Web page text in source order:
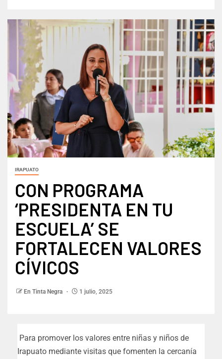
IRAPUATO
CON PROGRAMA
‘PRESIDENTA EN TU
ESCUELA’ SE
FORTALECEN VALORES
CÍVICOS
En Tinta Negra 1 julio, 2025
Para promover los valores entre niñas y niños de
Irapuato mediante visitas que fomenten la cercanía